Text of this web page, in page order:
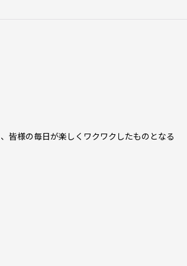
皆様の毎日が楽しくワクワクしたものとなる